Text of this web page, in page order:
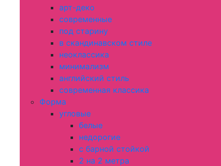
арт-деко
современные
под старину
в скандинавском стиле
неоклассика
минимализм
английский стиль
современная классика
Форма
угловые
белые
недорогие
с барной стойкой
2 на 2 метра